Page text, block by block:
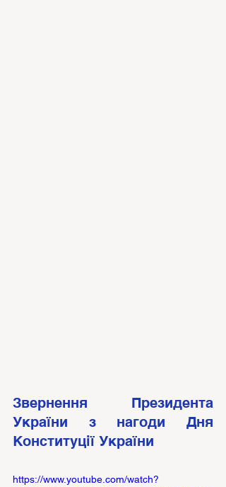
Звернення Президента
України з нагоди Дня
Конституції України
https://www.youtube.com/watch?